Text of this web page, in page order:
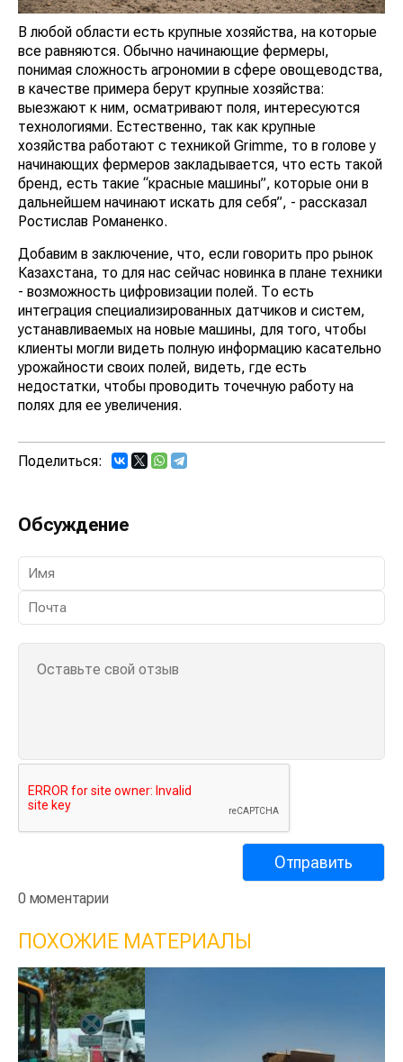
В любой области есть крупные хозяйства, на которые
все равняются. Обычно начинающие фермеры,
понимая сложность агрономии в сфере овощеводства,
в качестве примера берут крупные хозяйства:
выезжают к ним, осматривают поля, интересуются
технологиями. Естественно, так как крупные
хозяйства работают с техникой Grimme, то в голове у
начинающих фермеров закладывается, что есть такой
бренд, есть такие “красные машины”, которые они в
дальнейшем начинают искать для себя”, - рассказал
Ростислав Романенко.
Добавим в заключение, что, если говорить про рынок
Казахстана, то для нас сейчас новинка в плане техники
- возможность цифровизации полей. То есть
интеграция специализированных датчиков и систем,
устанавливаемых на новые машины, для того, чтобы
клиенты могли видеть полную информацию касательно
урожайности своих полей, видеть, где есть
недостатки, чтобы проводить точечную работу на
полях для ее увеличения.
Поделиться:
Обсуждение
0 моментарии
ПОХОЖИЕ МАТЕРИАЛЫ